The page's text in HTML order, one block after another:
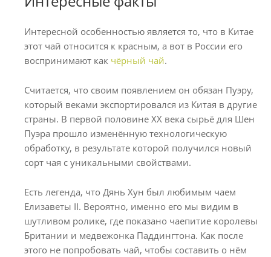
Интересной особенностью является то, что в Китае
этот чай относится к красным, а вот в России его
воспринимают как чёрный чай.
Считается, что своим появлением он обязан Пуэру,
который веками экспортировался из Китая в другие
страны. В первой половине ХХ века сырьё для Шен
Пуэра прошло изменённую технологическую
обработку, в результате которой получился новый
сорт чая с уникальными свойствами.
Есть легенда, что Дянь Хун был любимым чаем
Елизаветы II. Вероятно, именно его мы видим в
шутливом ролике, где показано чаепитие королевы
Британии и медвежонка Паддингтона. Как после
этого не попробовать чай, чтобы составить о нём